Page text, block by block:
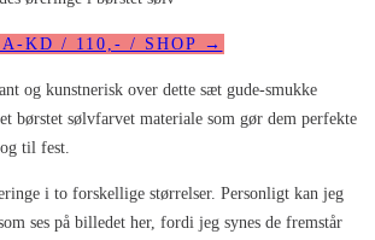
KD / 110,- / SHOP →
og kunstnerisk over dette sæt gude-smukke
børstet sølvfarvet materiale som gør dem perfekte
til fest.
i to forskellige størrelser. Personligt kan jeg
ses på billedet her, fordi jeg synes de fremstår